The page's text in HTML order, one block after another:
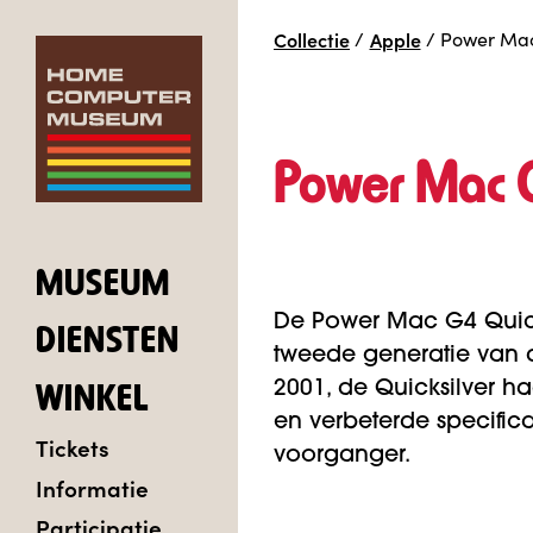
MUSEUM
DIENSTEN
WINKEL
Tickets
Informatie
Collectie / Apple / Power
Power Mac
De Power Mac G4
tweede generatie van
2001, de Quicksilver
en verbeterde
voorganger.